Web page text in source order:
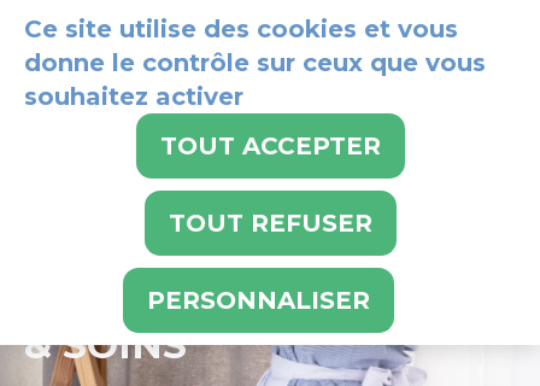
& SOINS
Panneau de gestion des cookies
Ce site utilise des cookies et vous
donne le contrôle sur ceux que vous
souhaitez activer
TOUT ACCEPTER
TOUT REFUSER
PERSONNALISER